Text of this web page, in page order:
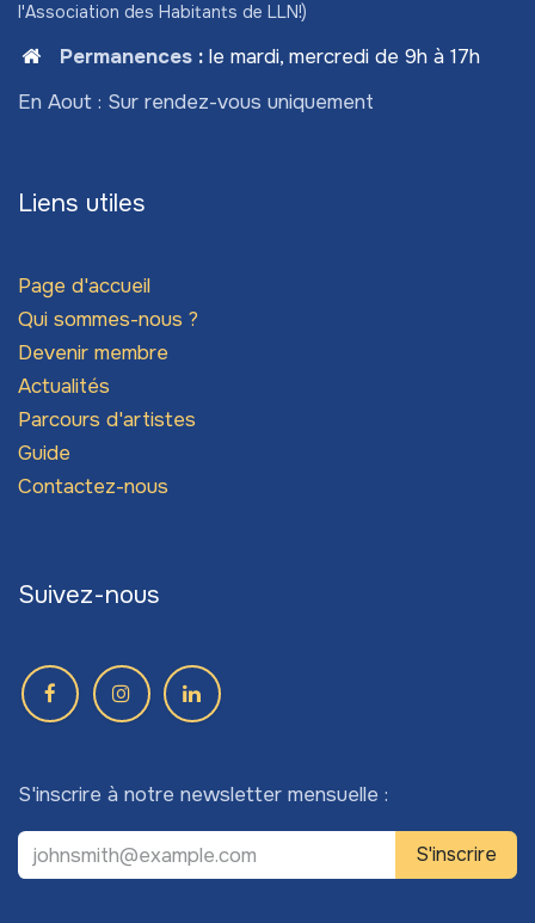
l'Association des Habitants de LLN!)
Permanences: le mardi, mercredi de 9h à 17h
En Aout : Sur rendez-vous uniquement
Liens utiles
Page d'accueil
Qui sommes-nous ?
Devenir membre
Actualités
Parcours d'artistes
Guide
Contactez-nous
Suivez-nous
S'inscrire à notre newsletter mensuelle :
S'inscrire